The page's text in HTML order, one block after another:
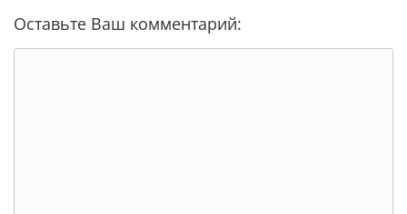
Оставьте Ваш комментарий: